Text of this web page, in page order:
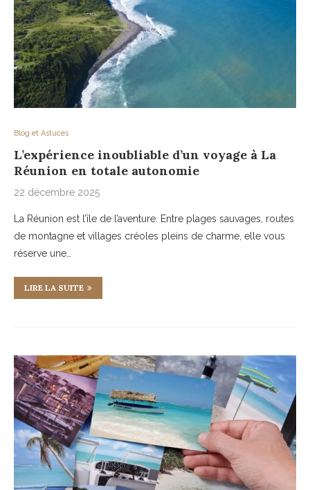
Blog et Astuces
L’expérience inoubliable d’un voyage à La
Réunion en totale autonomie
22 décembre 2025
La Réunion est l’île de l’aventure. Entre plages sauvages, routes
de montagne et villages créoles pleins de charme, elle vous
réserve une…
LIRE LA SUITE